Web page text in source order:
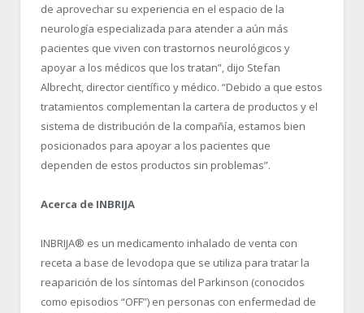
de aprovechar su experiencia en el espacio de la
neurología especializada para atender a aún más
pacientes que viven con trastornos neurológicos y
apoyar a los médicos que los tratan”, dijo Stefan
Albrecht, director científico y médico. “Debido a que estos
tratamientos complementan la cartera de productos y el
sistema de distribución de la compañía, estamos bien
posicionados para apoyar a los pacientes que
dependen de estos productos sin problemas”.
Acerca de INBRIJA
INBRIJA® es un medicamento inhalado de venta con
receta a base de levodopa que se utiliza para tratar la
reaparición de los síntomas del Parkinson (conocidos
como episodios “OFF”) en personas con enfermedad de